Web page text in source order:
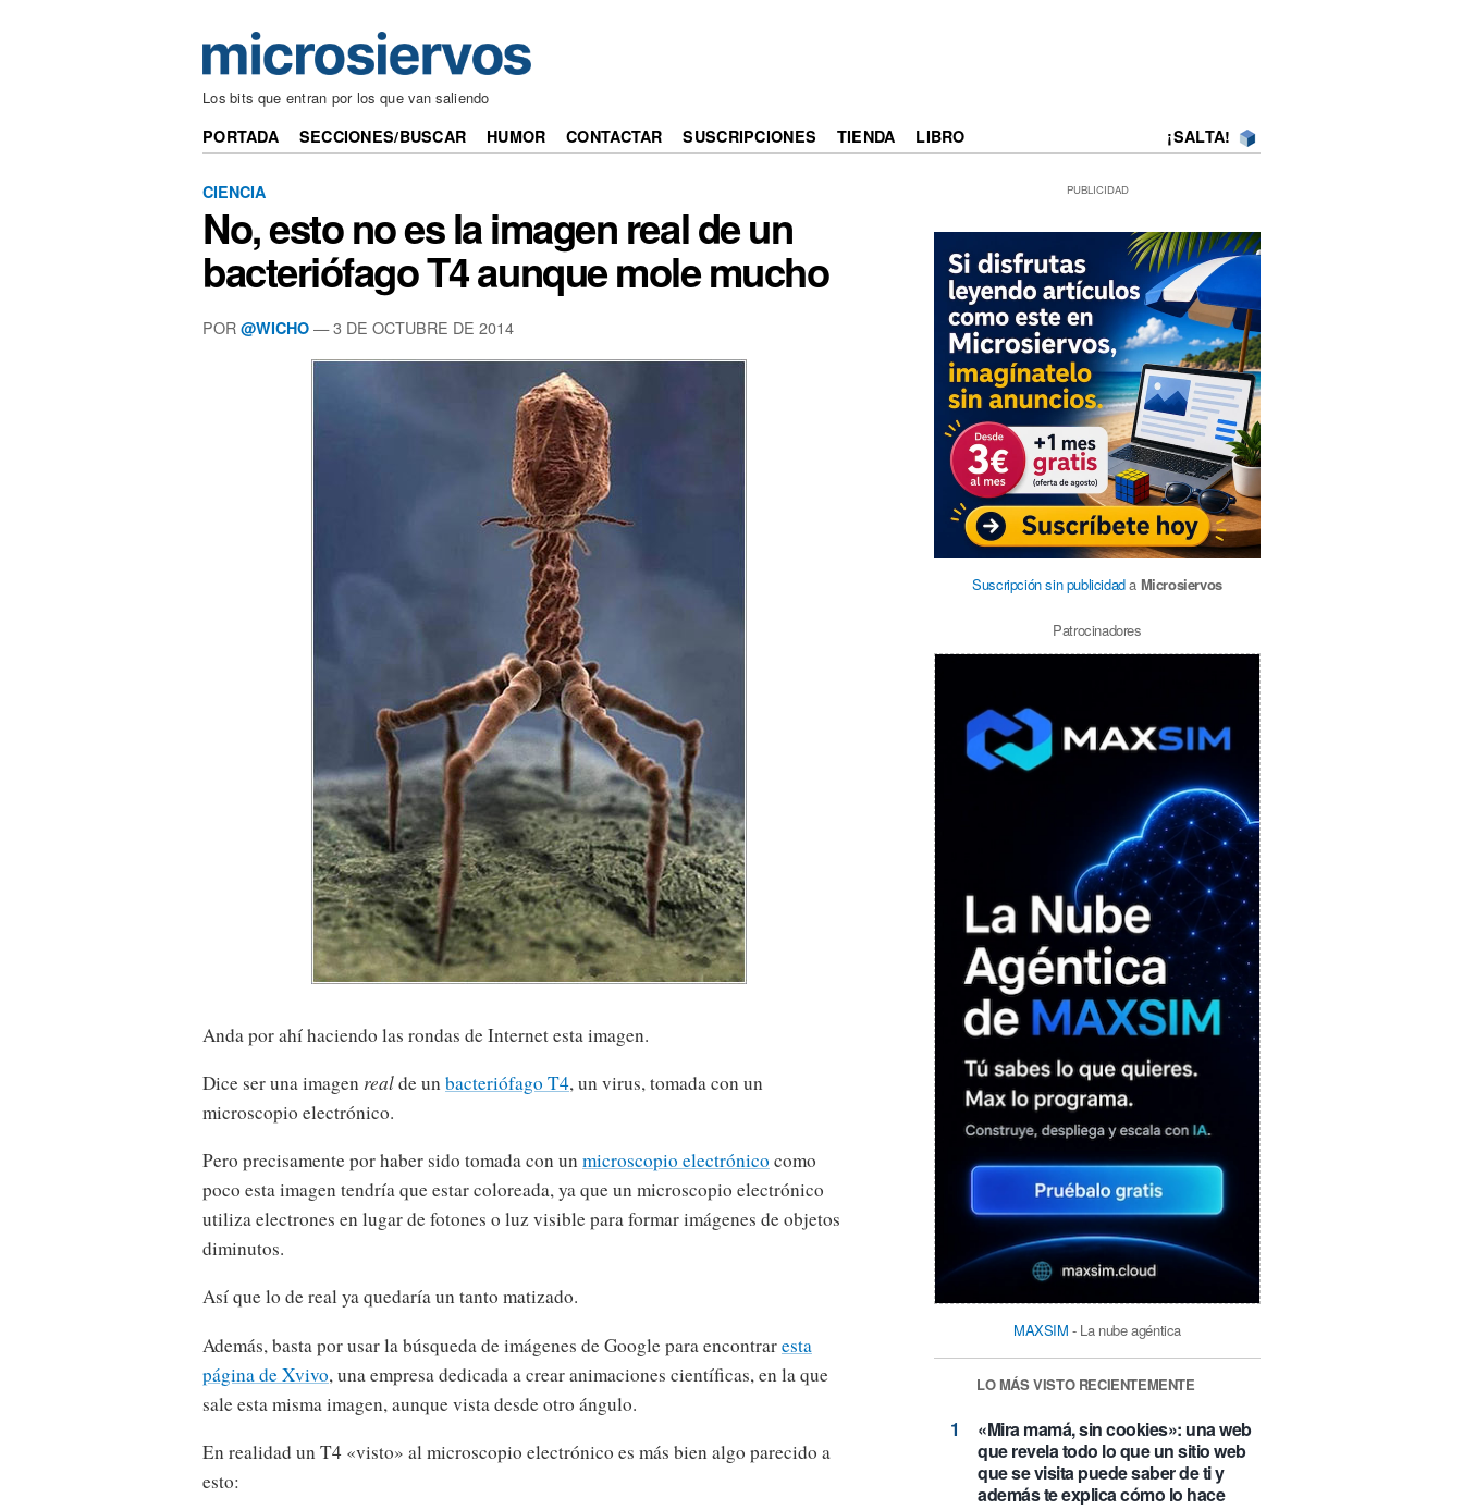
Los bits que entran por los que van saliendo
PORTADA SECCIONES/BUSCAR HUMOR CONTACTAR SUSCRIPCIONES TIENDA LIBRO ¡SALTA!
CIENCIA
No, esto no es la imagen real de un
bacteriófago T4 aunque mole mucho
POR @WICHO — 3 DE OCTUBRE DE 2014
Anda por ahí haciendo las rondas de Internet esta imagen.
Dice ser una imagen realde unbacteriófago T4, un virus, tomada con un
microscopio electrónico.
Pero precisamente por haber sido tomada con unmicroscopio electrónico como
poco esta imagen tendría que estar coloreada, ya que un microscopio electrónico
utiliza electrones en lugar de fotones o luz visible para formar imágenes de objetos
diminutos.
Así que lo de real ya quedaría un tanto matizado.
Además, basta por usar la búsqueda de imágenes de Google para encontraresta
página de Xvivo, una empresa dedicada a crear animaciones científicas, en la que
sale esta misma imagen, aunque vista desde otro ángulo.
En realidad un T4 «visto» al microscopio electrónico es más bien algo parecido a
esto:
PUBLICIDAD
Suscripción sin publicidada Microsiervos
Patrocinadores
MAXSIM - La nube agéntica
LO MÁS VISTO RECIENTEMENTE
«Mira mamá, sin cookies»: una web
que revela todo lo que un sitio web
que se visita puede saber de ti y
además te explica cómo lo hace